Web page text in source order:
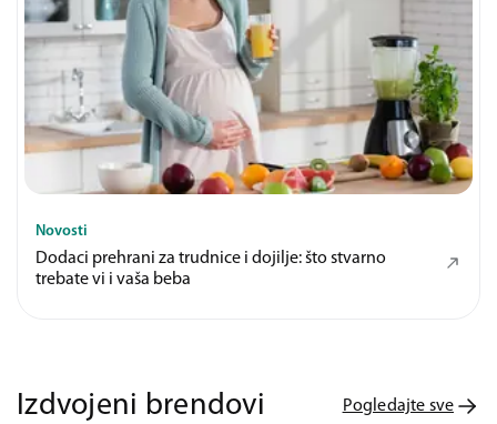
Novosti
Dodaci prehrani za trudnice i dojilje: što stvarno
trebate vi i vaša beba
Izdvojeni brendovi Pogledajte sve